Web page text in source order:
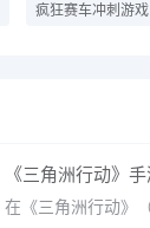
疯狂赛车冲刺游戏